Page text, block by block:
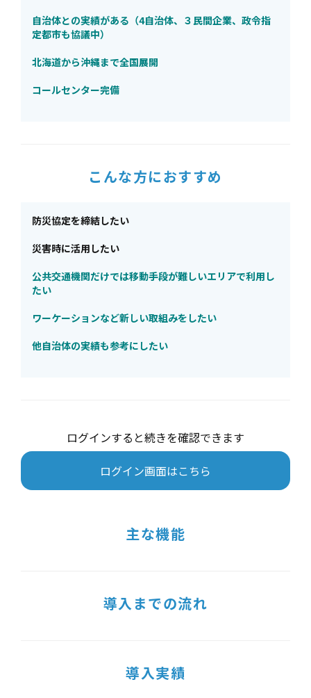
自治体との実績がある（4自治体、３民間企業、政令指
定都市も協議中）
北海道から沖縄まで全国展開
コールセンター完備
こんな方におすすめ
防災協定を締結したい
災害時に活用したい
公共交通機関だけでは移動手段が難しいエリアで利用し
たい
ワーケーションなど新しい取組みをしたい
他自治体の実績も参考にしたい
ログインすると続きを確認できます
ログイン画面はこちら
主な機能
導入までの流れ
導入実績